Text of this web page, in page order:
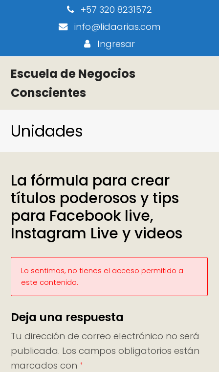
+57 320 8231572
info@lidaarias.com
Ingresar
Escuela de Negocios
Conscientes
Unidades
La fórmula para crear
títulos poderosos y tips
para Facebook live,
Instagram Live y videos
Lo sentimos, no tienes el acceso permitido a
este contenido.
Deja una respuesta
Tu dirección de correo electrónico no será
publicada. Los campos obligatorios están
marcados con *